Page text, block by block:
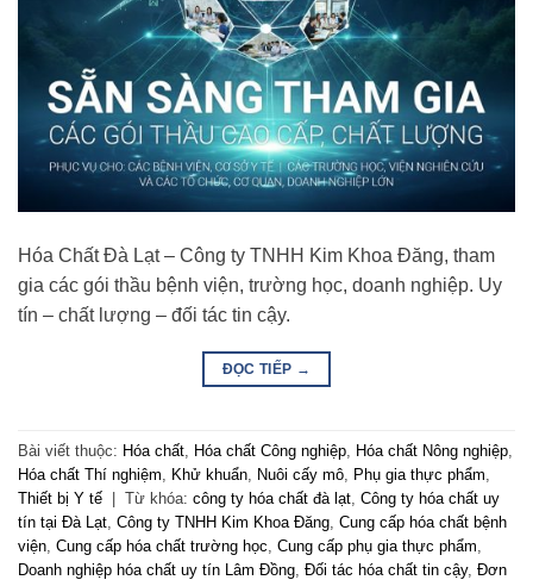
Hóa Chất Đà Lạt – Công ty TNHH Kim Khoa Đăng, tham
gia các gói thầu bệnh viện, trường học, doanh nghiệp. Uy
tín – chất lượng – đối tác tin cậy.
ĐỌC TIẾP →
Bài viết thuộc: Hóa chất Hóa chất Công nghiệp Hóa chất Nông nghiệp
Hóa chất Thí nghiệm
Khử khuẩn Nuôi cấy mô Phụ gia thực phẩm
Thiết bị Y tế | Từ khóa: công ty hóa chất đà lạt Công ty hóa chất uy
tín tại Đà Lạt Công ty TNHH Kim Khoa Đăng Cung cấp hóa chất bệnh
viện Cung cấp hóa chất trường học Cung cấp phụ gia thực phẩm
Doanh nghiệp hóa chất uy tín Lâm Đồng Đối tác hóa chất tin cậy, Đơn